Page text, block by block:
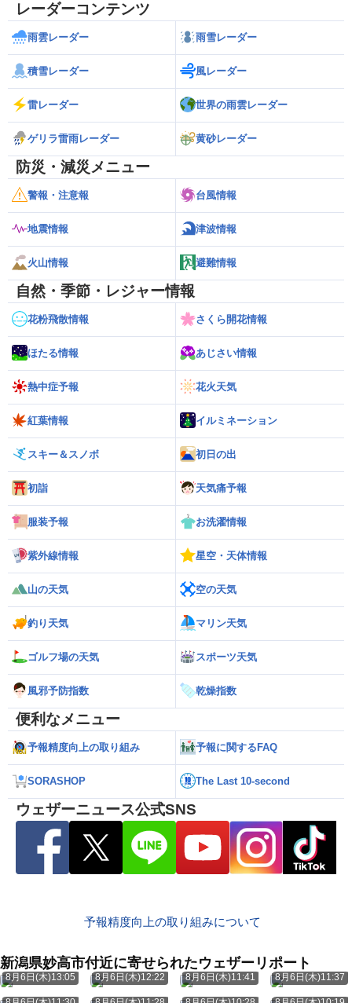
レーダーコンテンツ
雨雲レーダー 雨雪レーダー
積雪レーダー 風レーダー
雷レーダー 世界の雨雲レーダー
ゲリラ雷雨レーダー 黄砂レーダー
防災・減災メニュー
警報・注意報 台風情報
地震情報 津波情報
火山情報 避難情報
自然・季節・レジャー情報
花粉飛散情報 さくら開花情報
ほたる情報 あじさい情報
熱中症予報 花火天気
紅葉情報 イルミネーション
スキー＆スノボ 初日の出
初詣 天気痛予報
服装予報 お洗濯情報
紫外線情報 星空・天体情報
山の天気 空の天気
釣り天気 マリン天気
ゴルフ場の天気 スポーツ天気
風邪予防指数 乾燥指数
便利なメニュー
予報精度向上の取り組み 予報に関するFAQ
SORASHOP The Last 10-second
ウェザーニュース公式SNS
予報精度向上の取り組みについて
新潟県妙高市付近に寄せられたウェザーリポート
8月6日(木)13:05 8月6日(木)12:22 8月6日(木)11:41 8月6日(木)11:37